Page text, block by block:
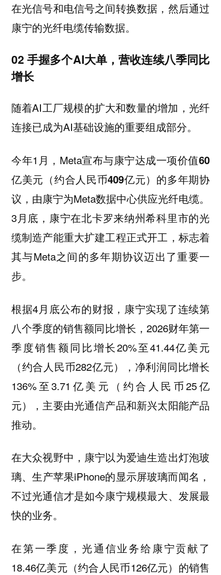
在光信号和电信号之间转换数据，然后通过
康宁的光纤电缆传输数据。
02 手握多个AI大单，营收连续八季同比
增长
随着AI工厂规模的扩大和数量的增加，光纤
连接已成为AI基础设施的重要组成部分。
今年1月，Meta宣布与康宁达成一项价值60
亿美元（约合人民币409亿元） 的多年期协
议，由康宁为Meta数据中心供应光纤电缆。
3月底，康宁在北卡罗来纳州希科里市的光
缆制造产能重大扩建工程正式开工，标志着
其与Meta之间的多年期协议迈出了重要一
步。
根据4月底公布的财报，康宁实现了连续第
八个季度的销售额同比增长，2026财年第一
季度销售额同比增长20%至41.44亿美元
（约合人民币282亿元），净利润同比增长
136%至3.71亿美元（约合人民币25亿
元），主要由光通信产品和新兴太阳能产品
推动。
在大众视野中，康宁以为爱迪生造出灯泡玻
璃、生产苹果iPhone的显示屏玻璃而闻名，
不过光通信才是如今康宁规模最大、发展最
快的业务。
在第一季度，光通信业务给康宁贡献了
18.46亿美元（约合人民币126亿元）的销售